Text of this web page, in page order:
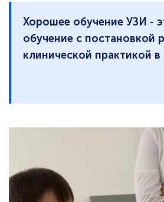
Хорошее обучение УЗИ -
обучение с постановкой
клинической практикой в